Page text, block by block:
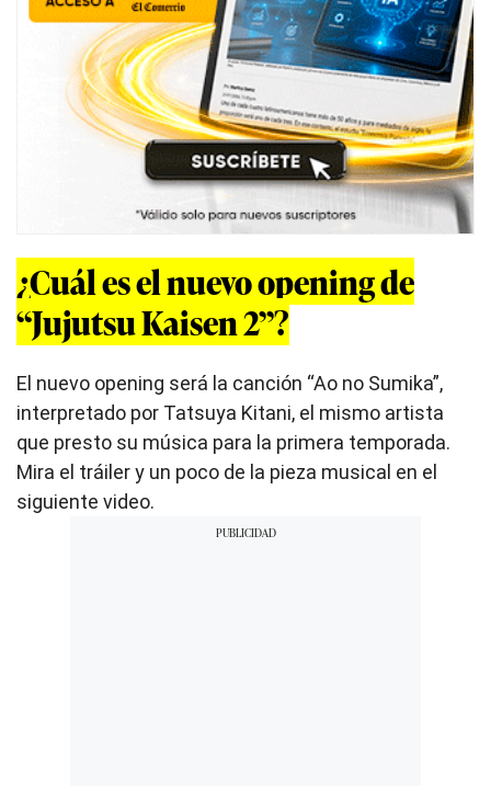
¿Cuál es el nuevo opening de
“Jujutsu Kaisen 2”?
El nuevo opening será la canción “Ao no Sumika”,
interpretado por Tatsuya Kitani, el mismo artista
que presto su música para la primera temporada.
Mira el tráiler y un poco de la pieza musical en el
siguiente video.